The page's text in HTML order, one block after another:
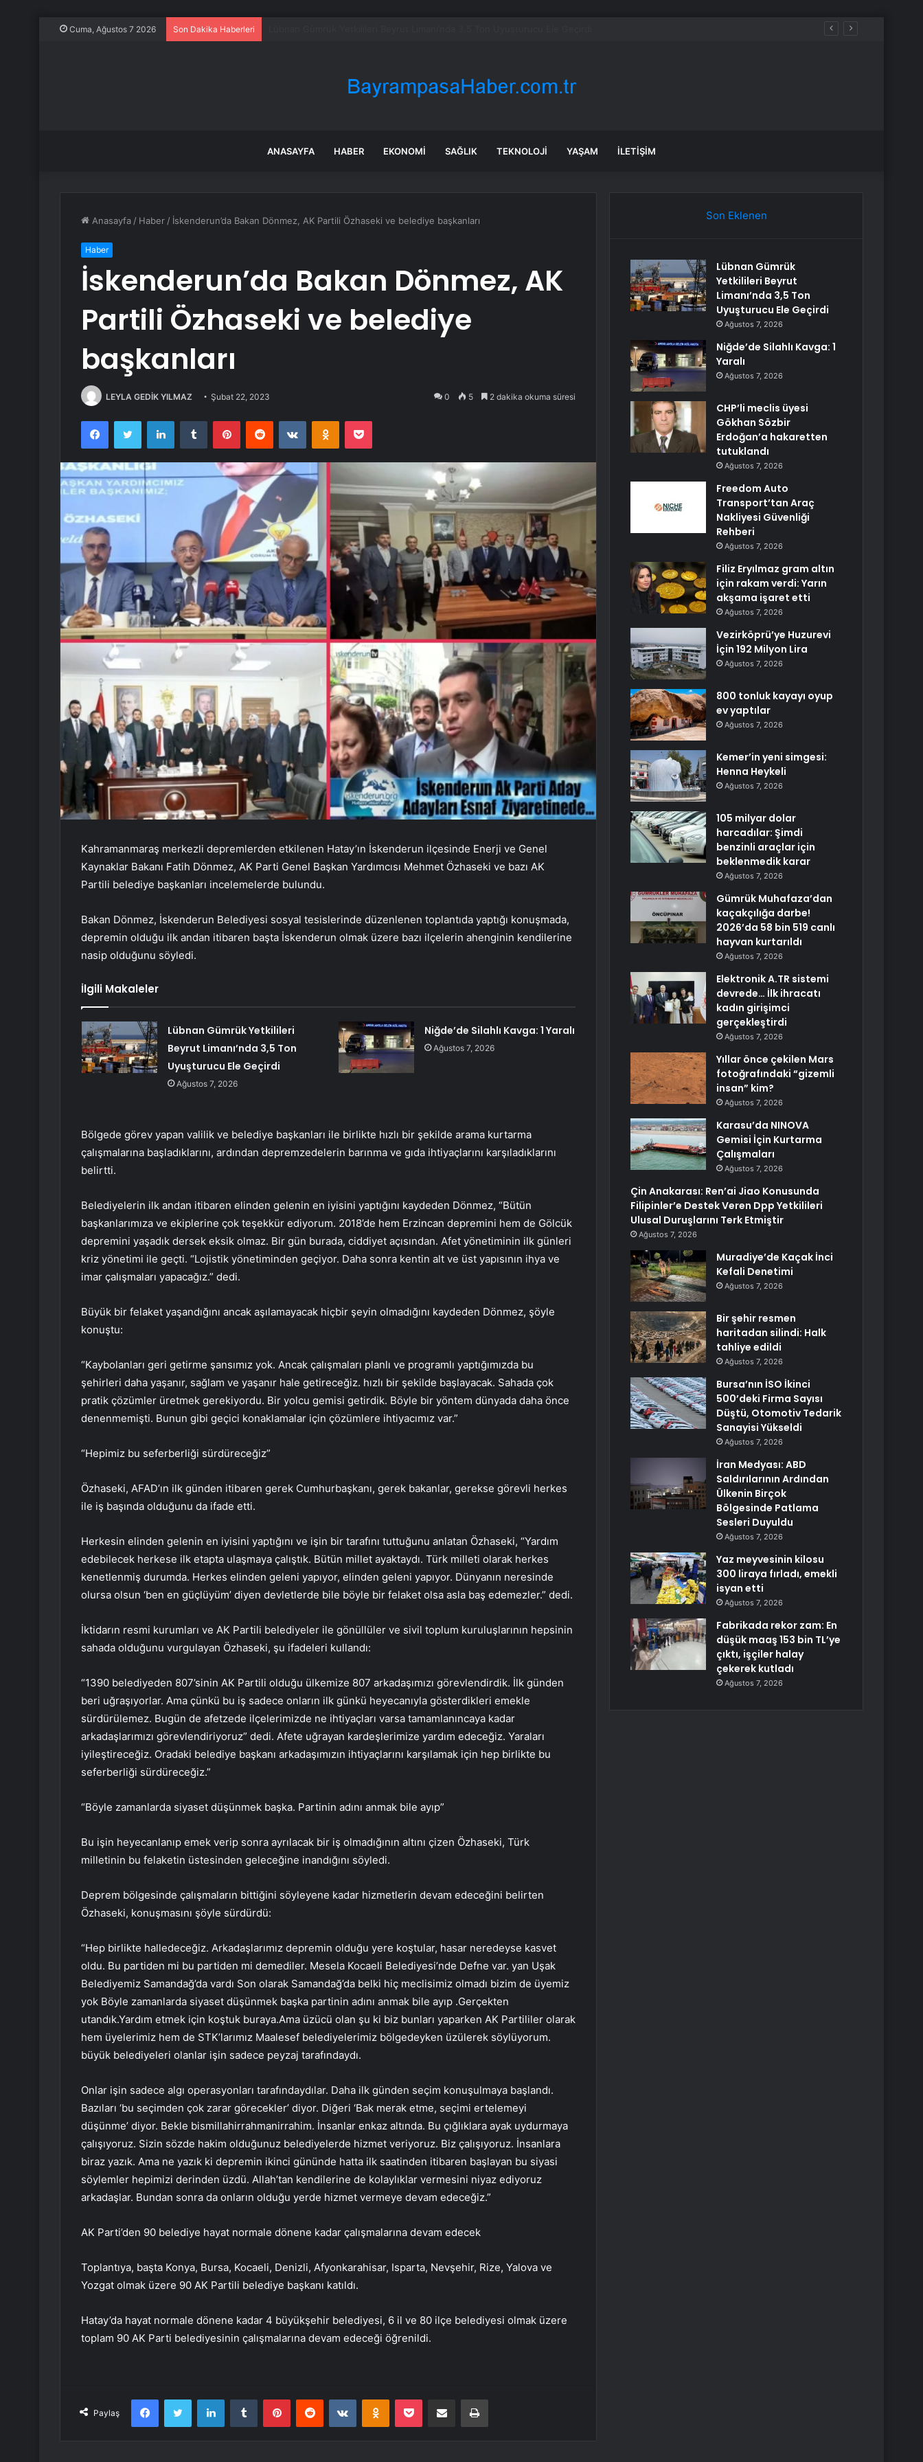
Cuma, Ağustos 7 2026 Son Dakika Haberleri
ANASAYFA HABER EKONOMI SAĞLIK TEKNOLOJI YAŞAM İLETIŞIM
Anasayfa / Haber / İskenderun’da Bakan Dönmez, AK Partili Özhaseki ve belediye başkanları
Haber
İskenderun’da Bakan Dönmez, AK
Partili Özhaseki ve belediye
başkanları
LEYLA GEDİK YILMAZ Şubat 22, 2023 0 5 2 dakika okuma süresi
FacebookTwitter LinkedInTumblr PinterestReddit VKontakteOdnoklassniki
Pocket
Kahramanmaraş merkezli depremlerden etkilenen Hatay’ın İskenderun ilçesinde Enerji ve Genel
Kaynaklar Bakanı Fatih Dönmez, AK Parti Genel Başkan Yardımcısı Mehmet Özhaseki ve bazı AK
Partili belediye başkanları incelemelerde bulundu.
Bakan Dönmez, İskenderun Belediyesi sosyal tesislerinde düzenlenen toplantıda yaptığı konuşmada,
depremin olduğu ilk andan itibaren başta İskenderun olmak üzere bazı ilçelerin ahenginin kendilerine
nasip olduğunu söyledi.
İlgili Makaleler
Lübnan Gümrük Yetkilileri
Beyrut Limanı’nda 3,5 Ton
Uyuşturucu Ele Geçirdi
Ağustos 7, 2026
Niğde’de Silahlı Kavga: 1 Yaralı
Ağustos 7, 2026
Bölgede görev yapan valilik ve belediye başkanları ile birlikte hızlı bir şekilde arama kurtarma
çalışmalarına başladıklarını, ardından depremzedelerin barınma ve gıda ihtiyaçlarını karşıladıklarını
belirtti.
Belediyelerin ilk andan itibaren elinden gelenin en iyisini yaptığını kaydeden Dönmez, “Bütün
başkanlarımıza ve ekiplerine çok teşekkür ediyorum. 2018’de hem Erzincan depremini hem de Gölcük
depremini yaşadık dersek eksik olmaz. Bir gün burada, ciddiyet açısından. Afet yönetiminin ilk günleri
kriz yönetimi ile geçti. “Lojistik yönetiminden geçiyor. Daha sonra kentin alt ve üst yapısının ihya ve
imar çalışmaları yapacağız.” dedi.
Büyük bir felaket yaşandığını ancak aşılamayacak hiçbir şeyin olmadığını kaydeden Dönmez, şöyle
konuştu:
“Kaybolanları geri getirme şansımız yok. Ancak çalışmaları planlı ve programlı yaptığımızda bu
şehirleri daha yaşanır, sağlam ve yaşanır hale getireceğiz. hızlı bir şekilde başlayacak. Sahada çok
pratik çözümler üretmek gerekiyordu. Bir yolcu gemisi getirdik. Böyle bir yöntem dünyada daha önce
denenmemişti. Bunun gibi geçici konaklamalar için çözümlere ihtiyacımız var.”
“Hepimiz bu seferberliği sürdüreceğiz”
Özhaseki, AFAD’ın ilk günden itibaren gerek Cumhurbaşkanı, gerek bakanlar, gerekse görevli herkes
ile iş başında olduğunu da ifade etti.
Herkesin elinden gelenin en iyisini yaptığını ve işin bir tarafını tuttuğunu anlatan Özhaseki, “Yardım
edebilecek herkese ilk etapta ulaşmaya çalıştık. Bütün millet ayaktaydı. Türk milleti olarak herkes
kenetlenmiş durumda. Herkes elinden geleni yapıyor, elinden geleni yapıyor. Dünyanın neresinde
olursa olsun ‘ben en güçlüyüm’ diyen devletlerde bile böyle bir felaket olsa asla baş edemezler.” dedi.
İktidarın resmi kurumları ve AK Partili belediyeler ile gönüllüler ve sivil toplum kuruluşlarının hepsinin
sahada olduğunu vurgulayan Özhaseki, şu ifadeleri kullandı:
“1390 belediyeden 807’sinin AK Partili olduğu ülkemize 807 arkadaşımızı görevlendirdik. İlk günden
beri uğraşıyorlar. Ama çünkü bu iş sadece onların ilk günkü heyecanıyla gösterdikleri emekle
sürdürülemez. Bugün de afetzede ilçelerimizde ne ihtiyaçları varsa tamamlanıncaya kadar
arkadaşlarımızı görevlendiriyoruz” dedi. Afete uğrayan kardeşlerimize yardım edeceğiz. Yaraları
iyileştireceğiz. Oradaki belediye başkanı arkadaşımızın ihtiyaçlarını karşılamak için hep birlikte bu
seferberliği sürdüreceğiz.”
“Böyle zamanlarda siyaset düşünmek başka. Partinin adını anmak bile ayıp”
Bu işin heyecanlanıp emek verip sonra ayrılacak bir iş olmadığının altını çizen Özhaseki, Türk
milletinin bu felaketin üstesinden geleceğine inandığını söyledi.
Deprem bölgesinde çalışmaların bittiğini söyleyene kadar hizmetlerin devam edeceğini belirten
Özhaseki, konuşmasını şöyle sürdürdü:
“Hep birlikte halledeceğiz. Arkadaşlarımız depremin olduğu yere koştular, hasar neredeyse kasvet
oldu. Bu partiden mi bu partiden mi demediler. Mesela Kocaeli Belediyesi’nde Defne var. yan Uşak
Belediyemiz Samandağ’da vardı Son olarak Samandağ’da belki hiç meclisimiz olmadı bizim de üyemiz
yok Böyle zamanlarda siyaset düşünmek başka partinin adını anmak bile ayıp .Gerçekten
utandık.Yardım etmek için koştuk buraya.Ama üzücü olan şu ki biz bunları yaparken AK Partililer olarak
hem üyelerimiz hem de STK’larımız Maalesef belediyelerimiz bölgedeyken üzülerek söylüyorum.
büyük belediyeleri olanlar işin sadece peyzaj tarafındaydı.
Onlar işin sadece algı operasyonları tarafındaydılar. Daha ilk günden seçim konuşulmaya başlandı.
Bazıları ‘bu seçimden çok zarar görecekler’ diyor. Diğeri ‘Bak merak etme, seçimi ertelemeyi
düşünme’ diyor. Bekle bismillahirrahmanirrahim. İnsanlar enkaz altında. Bu çığlıklara ayak uydurmaya
çalışıyoruz. Sizin sözde hakim olduğunuz belediyelerde hizmet veriyoruz. Biz çalışıyoruz. İnsanlara
biraz yazık. Ama ne yazık ki depremin ikinci gününde hatta ilk saatinden itibaren başlayan bu siyasi
söylemler hepimizi derinden üzdü. Allah’tan kendilerine de kolaylıklar vermesini niyaz ediyoruz
arkadaşlar. Bundan sonra da onların olduğu yerde hizmet vermeye devam edeceğiz.”
AK Parti’den 90 belediye hayat normale dönene kadar çalışmalarına devam edecek
Toplantıya, başta Konya, Bursa, Kocaeli, Denizli, Afyonkarahisar, Isparta, Nevşehir, Rize, Yalova ve
Yozgat olmak üzere 90 AK Partili belediye başkanı katıldı.
Hatay’da hayat normale dönene kadar 4 büyükşehir belediyesi, 6 il ve 80 ilçe belediyesi olmak üzere
toplam 90 AK Parti belediyesinin çalışmalarına devam edeceği öğrenildi.
Paylaş
FacebookTwitter LinkedInTumblr PinterestReddit VKontakteOdnoklassniki
Pocket E-Posta ile paylaş Yazdır
Son Eklenen
Lübnan Gümrük
Yetkilileri Beyrut
Limanı’nda 3,5 Ton
Uyuşturucu Ele Geçirdi
Ağustos 7, 2026
Niğde’de Silahlı Kavga: 1
Yaralı
Ağustos 7, 2026
CHP’li meclis üyesi
Gökhan Sözbir
Erdoğan’a hakaretten
tutuklandı
Ağustos 7, 2026
Freedom Auto
Transport’tan Araç
Nakliyesi Güvenliği
Rehberi
Ağustos 7, 2026
Filiz Eryılmaz gram altın
için rakam verdi: Yarın
akşama işaret etti
Ağustos 7, 2026
Vezirköprü’ye Huzurevi
İçin 192 Milyon Lira
Ağustos 7, 2026
800 tonluk kayayı oyup
ev yaptılar
Ağustos 7, 2026
Kemer’in yeni simgesi:
Henna Heykeli
Ağustos 7, 2026
105 milyar dolar
harcadılar: Şimdi
benzinli araçlar için
beklenmedik karar
Ağustos 7, 2026
Gümrük Muhafaza’dan
kaçakçılığa darbe!
2026’da 58 bin 519 canlı
hayvan kurtarıldı
Ağustos 7, 2026
Elektronik A.TR sistemi
devrede… İlk ihracatı
kadın girişimci
gerçekleştirdi
Ağustos 7, 2026
Yıllar önce çekilen Mars
fotoğrafındaki “gizemli
insan” kim?
Ağustos 7, 2026
Karasu’da NINOVA
Gemisi İçin Kurtarma
Çalışmaları
Ağustos 7, 2026
Çin Anakarası: Ren’ai Jiao Konusunda
Filipinler’e Destek Veren Dpp Yetkilileri
Ulusal Duruşlarını Terk Etmiştir
Ağustos 7, 2026
Muradiye’de Kaçak İnci
Kefali Denetimi
Ağustos 7, 2026
Bir şehir resmen
haritadan silindi: Halk
tahliye edildi
Ağustos 7, 2026
Bursa’nın İSO İkinci
500’deki Firma Sayısı
Düştü, Otomotiv Tedarik
Sanayisi Yükseldi
Ağustos 7, 2026
İran Medyası: ABD
Saldırılarının Ardından
Ülkenin Birçok
Bölgesinde Patlama
Sesleri Duyuldu
Ağustos 7, 2026
Yaz meyvesinin kilosu
300 liraya fırladı, emekli
isyan etti
Ağustos 7, 2026
Fabrikada rekor zam: En
düşük maaş 153 bin TL’ye
çıktı, işçiler halay
çekerek kutladı
Ağustos 7, 2026